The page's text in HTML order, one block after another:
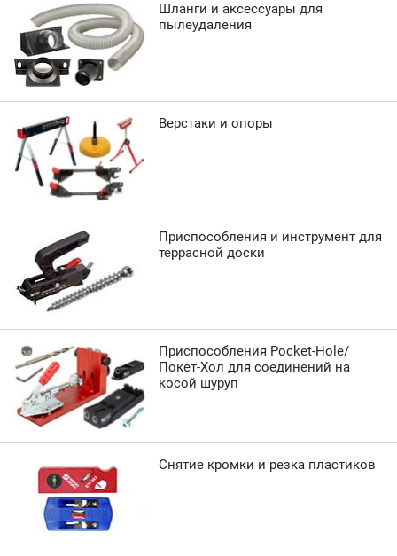
Шланги и аксессуары для
пылеудаления
Верстаки и опоры
Приспособления и инструмент для
террасной доски
Приспособления Pocket-Hole/
Покет-Хол для соединений на
косой шуруп
Снятие кромки и резка пластиков